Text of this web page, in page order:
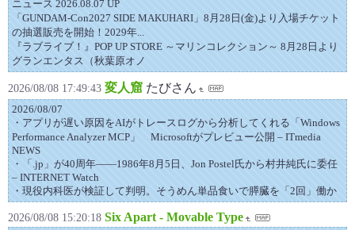
ニュース 2026.08.07 UP
「GUNDAM-Con2027 SIDE MAKUHARI」8月28日(金)より入場チケット
の抽選販売を開始！2029年...
『ラブライブ！』POP UP STORE ～マリンコレクション～ 8月28日より
グランエンタス（秋葉原オノ
2026/08/08 17:49:43 変人窟 たびさん
2026/08/07
・アプリが遅い原因をAIがトレースログから分析してくれる「Windows
Performance Analyzer MCP」 Microsoftがプレビュー公開 – ITmedia
NEWS
・「.jp」が40周年――1986年8月5日、Jon Postel氏から村井純氏に委任
– INTERNET Watch
・現役内科医が検証して判明。そうめん単品食いで膵臓を「2回」働か
2026/08/08 15:20:18 Six Apart - Movable Type